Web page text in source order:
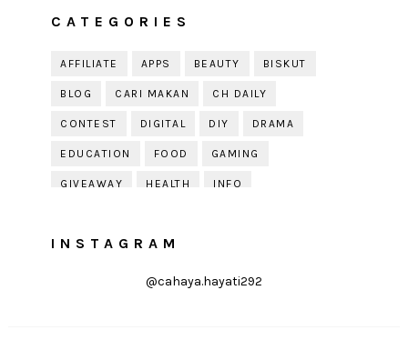
CATEGORIES
AFFILIATE APPS BEAUTY BISKUT
BLOG CARI MAKAN CH DAILY
CONTEST DIGITAL DIY DRAMA
EDUCATION FOOD GAMING
GIVEAWAY HEALTH INFO
KISAH KEHIDUPAN
LELAKI
INSTAGRAM
@cahaya.hayati292